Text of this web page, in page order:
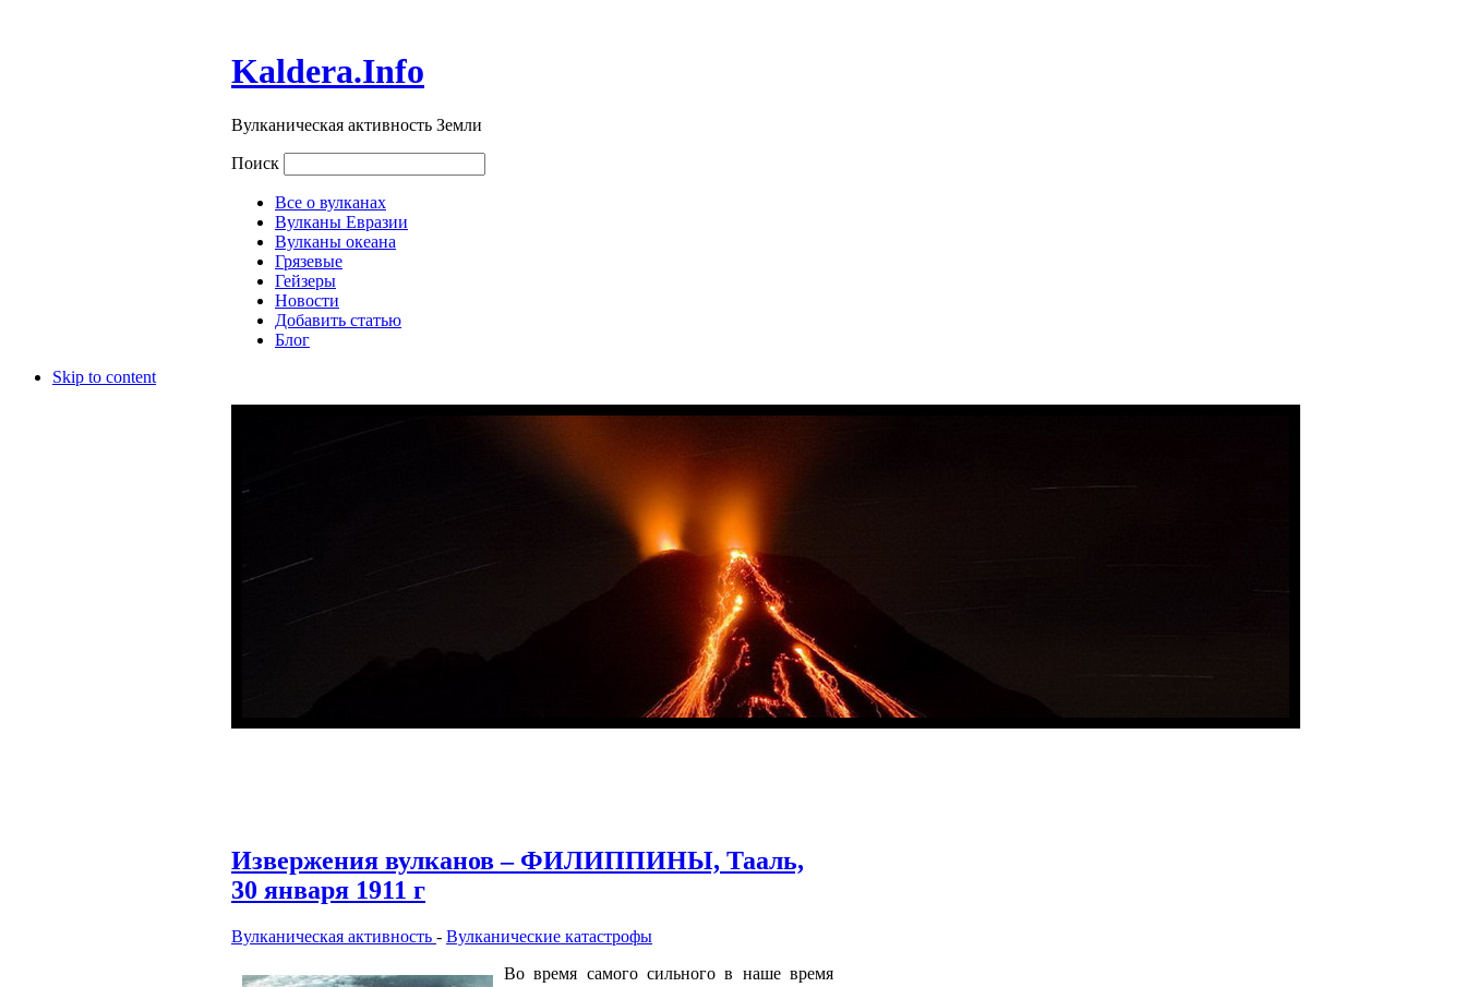
Kaldera.Info
Вулканическая активность Земли
Поиск
Все о вулканах
Вулканы Евразии
Вулканы океана
Грязевые
Гейзеры
Новости
Добавить статью
Блог
Skip to content
Извержения вулканов – ФИЛИППИНЫ, Тааль,
30 января 1911 г
Вулканическая активность - Вулканические катастрофы
Во время самого сильного в наше время